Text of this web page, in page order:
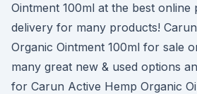
Ointment 100ml at the best online
delivery for many products!
Organic Ointment 100ml for sale
many great new & used options
for Carun Active Hemp Organic